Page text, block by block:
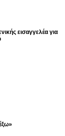
εισαγγελέα για